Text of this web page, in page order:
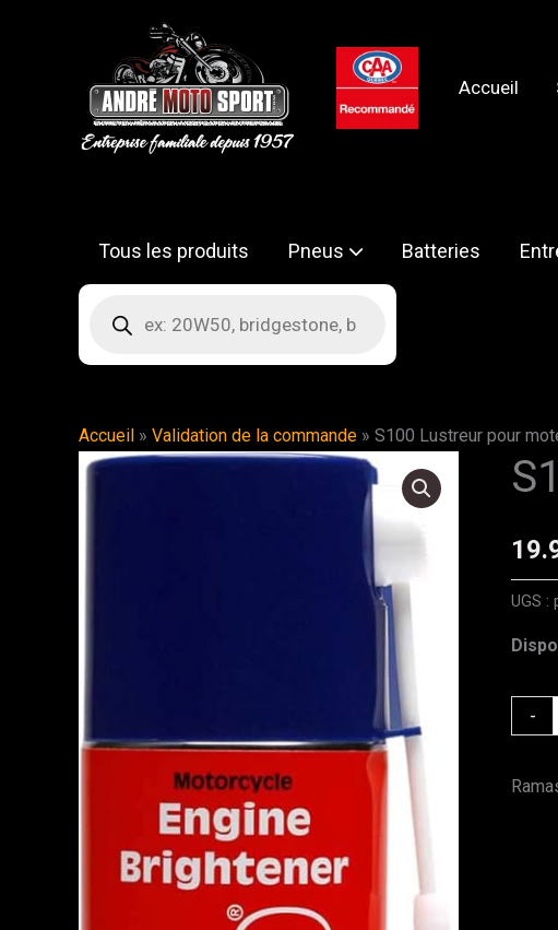
Accueil
Tous les produits Pneus Batteries
Recherche
produits
Accueil » Validation de la commande » S100 Lustreur pour
UGS :
-
de
pour
noir